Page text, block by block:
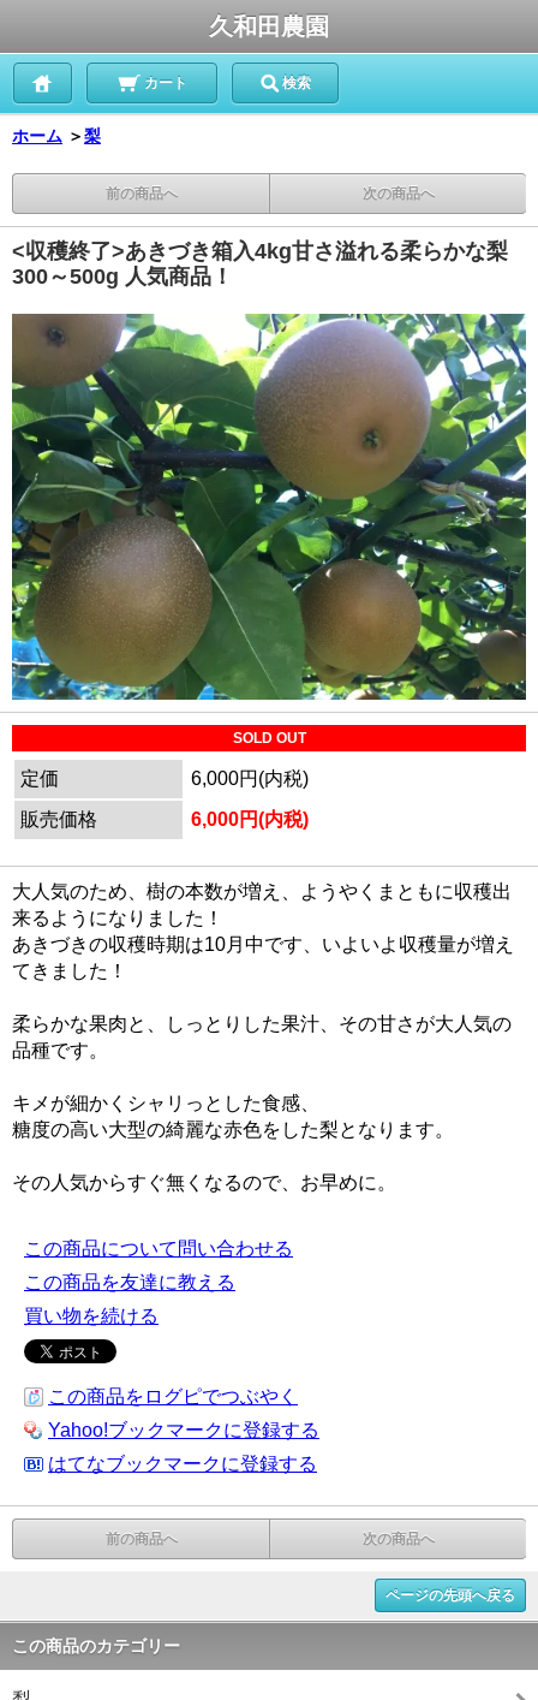
久和田農園
カート 検索
ホーム ＞梨
前の商品へ 次の商品へ
<収穫終了>あきづき箱入4kg甘さ溢れる柔らかな梨
300～500g 人気商品！
SOLD OUT
定価
6,000円(内税)
販売価格
6,000円(内税)
大人気のため、樹の本数が増え、ようやくまともに収穫出
来るようになりました！
あきづきの収穫時期は10月中です、いよいよ収穫量が増え
てきました！
柔らかな果肉と、しっとりした果汁、その甘さが大人気の
品種です。
キメが細かくシャリっとした食感、
糖度の高い大型の綺麗な赤色をした梨となります。
その人気からすぐ無くなるので、お早めに。
この商品について問い合わせる
この商品を友達に教える
買い物を続ける
この商品をログピでつぶやく
Yahoo!ブックマークに登録する
はてなブックマークに登録する
前の商品へ 次の商品へ
ページの先頭へ戻る
この商品のカテゴリー